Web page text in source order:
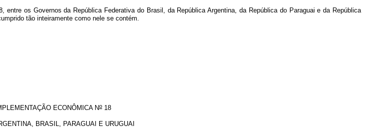
entre os Governos da República Federativa do Brasil, da República Argentina, da República do Paraguai e da República
tão inteiramente como nele se contém.
ECONÔMICA No 18
BRASIL, PARAGUAI E URUGUAI